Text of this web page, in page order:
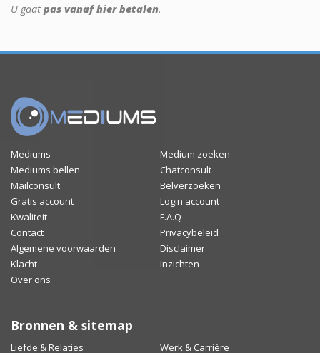
U gaat pas vanaf hier betalen.
Mediums
Medium zoeken
Mediums bellen
Chatconsult
Mailconsult
Belverzoeken
Gratis account
Login account
Kwaliteit
F.A.Q
Contact
Privacybeleid
Algemene voorwaarden
Disclaimer
Klacht
Inzichten
Over ons
Bronnen & sitemap
Liefde & Relaties Werk & Carrière